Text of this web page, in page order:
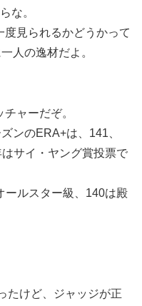
な。
見られるかどうかって
人の逸材だよ。
ャーだぞ。
ンのERA+は、141、
サイ・ヤング賞投票で
ールスター級、140は殿
たけど、ジャッジが正